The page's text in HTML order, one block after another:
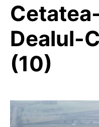
Dealul-
(10)